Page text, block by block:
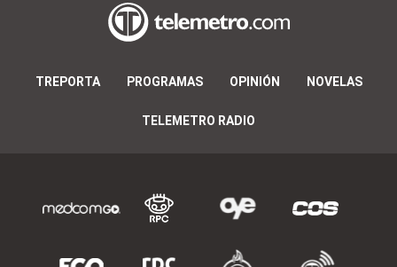
TREPORTA PROGRAMAS OPINIÓN NOVELAS
TELEMETRO RADIO